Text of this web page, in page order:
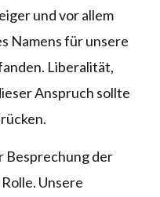
und vor allem
Namens für unsere
Liberalität,
Anspruch sollte
Besprechung der
Unsere